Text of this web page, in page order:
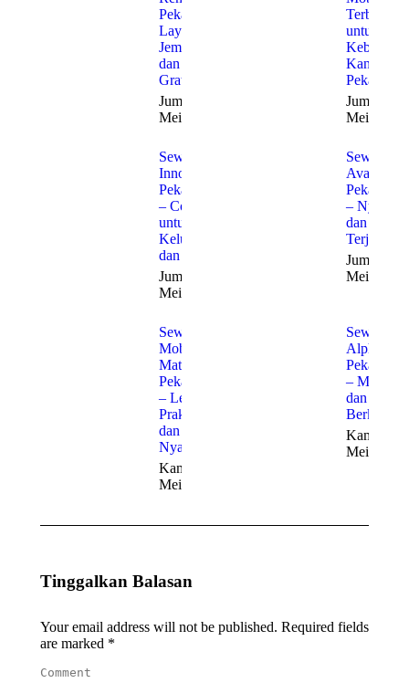
Pekanbaru:
Layanan
Jemput
dan Antar
Gratis
Jumat, 22
Mei 2026
Terbaik
untuk
Kebutuhan
Kantor di
Pekanbaru
Jumat, 22
Mei 2026
Sewa
Innova
Pekanbaru
– Cocok
untuk
Keluarga
dan Bisnis
Jumat, 22
Mei 2026
Sewa
Avanza
Pekanbaru
– Nyaman
dan
Jumat, 22
Mei 2026
Sewa
Mobil
Matic
Pekanbaru
– Lebih
Praktis
dan
Nyaman
Kamis, 21
Mei 2026
Sewa
Alphard
Pekanbaru
– Mewah
dan
Berkelas
Kamis, 21
Mei 2026
Tinggalkan Balasan
Your email address will not be published. Required fields
are marked *
Comment